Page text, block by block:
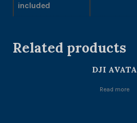
included
Related products
DJI AVATA
Read more